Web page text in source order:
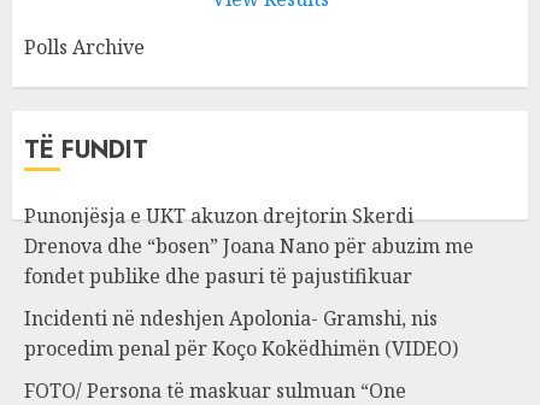
Polls Archive
TË FUNDIT
Punonjësja e UKT akuzon drejtorin Skerdi
Drenova dhe “bosen” Joana Nano për abuzim me
fondet publike dhe pasuri të pajustifikuar
Incidenti në ndeshjen Apolonia- Gramshi, nis
procedim penal për Koço Kokëdhimën (VIDEO)
FOTO/ Persona të maskuar sulmuan “One